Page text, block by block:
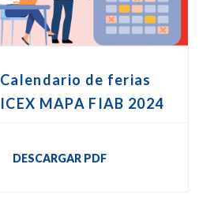
Calendario de ferias
ICEX MAPA FIAB 2024
DESCARGAR PDF